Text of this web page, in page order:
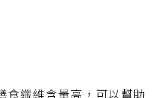
食纖維含量高，可以幫助